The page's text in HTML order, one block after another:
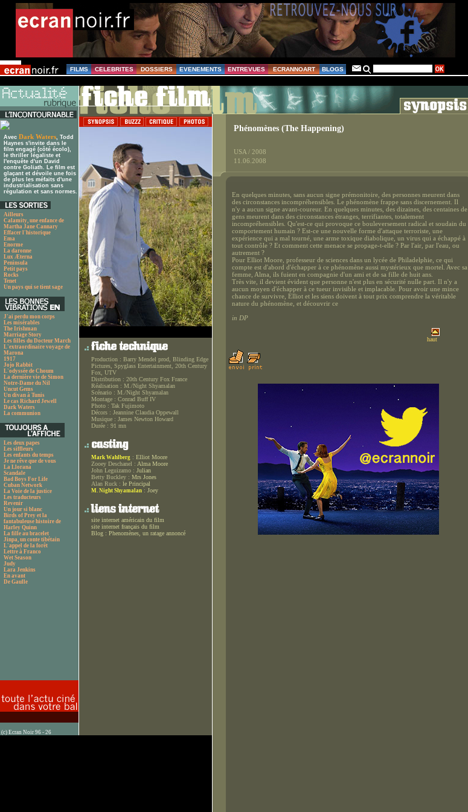
FILMS CELEBRITES DOSSIERS EVENEMENTS ENTREVUES ECRANNOART BLOGS
Avec Dark Waters, Todd
Haynes s'invite dans le
film engagé (côté écolo),
le thriller légaliste et
l'enquête d'un David
contre Goliath. Le film est
glaçant et dévoile une fois
de plus les méfaits d'une
industrialisation sans
régulation et sans normes.
Ailleurs
Calamity, une enfance de
Martha Jane Cannary
Effacer l'historique
Ema
Enorme
La daronne
Lux Æterna
Peninsula
Petit pays
Rocks
Tenet
Un pays qui se tient sage
J'ai perdu mon corps
Les misérables
The Irishman
Marriage Story
Les filles du Docteur March
L'extraordinaire voyage de
Marona
1917
Jojo Rabbit
L'odyssée de Choum
La dernière vie de Simon
Notre-Dame du Nil
Uncut Gems
Un divan à Tunis
Le cas Richard Jewell
Dark Waters
La communion
Les deux papes
Les siffleurs
Les enfants du temps
Je ne rêve que de vous
La Llorana
Scandale
Bad Boys For Life
Cuban Network
La Voie de la justice
Les traducteurs
Revenir
Un jour si blanc
Birds of Prey et la
fantabuleuse histoire de
Harley Quinn
La fille au bracelet
Jinpa, un conte tibétain
L'appel de la forêt
Lettre à Franco
Wet Season
Judy
Lara Jenkins
En avant
De Gaulle
(c) Ecran Noir 96 - 26
Production : Barry Mendel prod, Blinding Edge
Pictures, Spyglass Entertainment, 20th Century
Fox, UTV
Distribution : 20th Century Fox France
Réalisation : M./Night Shyamalan
Scénario : M./Night Shyamalan
Montage : Conrad Buff IV
Photo : Tak Fujimoto
Décors : Jeannine Claudia Oppewall
Musique : James Newton Howard
Durée : 91 mn
Mark Wahlberg : Elliot Moore
Zooey Deschanel : Alma Moore
John Leguizamo : Julian
Betty Buckley : Mrs Jones
Alan Ruck : le Principal
M. Night Shyamalan : Joey
site internet américain du film
site internet français du film
Blog : Phenomènes, un ratage annoncé
Phénomènes (The Happening)
USA / 2008
11.06.2008
En quelques minutes, sans aucun signe prémonitoire, des personnes meurent dans
des circonstances incompréhensibles. Le phénomène frappe sans discernement. Il
n'y a aucun signe avant-coureur. En quelques minutes, des dizaines, des centaines de
gens meurent dans des circonstances étranges, terrifiantes, totalement
incompréhensibles. Qu'est-ce qui provoque ce bouleversement radical et soudain du
comportement humain ? Est-ce une nouvelle forme d'attaque terroriste, une
expérience qui a mal tourné, une arme toxique diabolique, un virus qui a échappé à
tout contrôle ? Et comment cette menace se propage-t-elle ? Par l'air, par l'eau, ou
autrement ?
Pour Elliot Moore, professeur de sciences dans un lycée de Philadelphie, ce qui
compte est d'abord d'échapper à ce phénomène aussi mystérieux que mortel. Avec sa
femme, Alma, ils fuient en compagnie d'un ami et de sa fille de huit ans.
Très vite, il devient évident que personne n'est plus en sécurité nulle part. Il n'y a
aucun moyen d'échapper à ce tueur invisible et implacable. Pour avoir une mince
chance de survivre, Elliot et les siens doivent à tout prix comprendre la véritable
nature du phénomène, et découvrir ce
in DP
haut